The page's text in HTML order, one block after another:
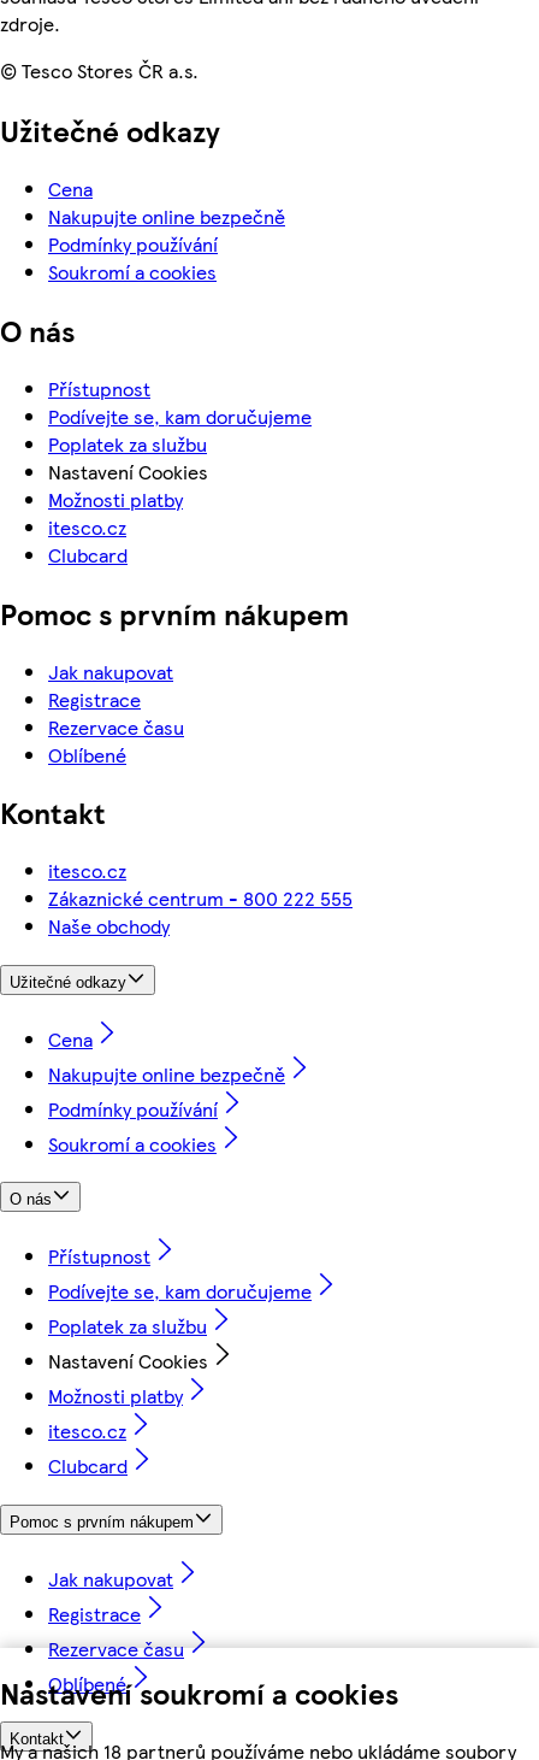
Nastavení soukromí a cookies
My a našich 18 partnerů používáme nebo ukládáme soubory
zdroje.
© Tesco Stores ČR a.s.
Užitečné odkazy
Cena
Nakupujte online bezpečně
Podmínky používání
Soukromí a cookies
O nás
Přístupnost
Podívejte se, kam doručujeme
Poplatek za službu
Nastavení Cookies
Možnosti platby
itesco.cz
Clubcard
Pomoc s prvním nákupem
Jak nakupovat
Registrace
Rezervace času
Oblíbené
Kontakt
itesco.cz
Zákaznické centrum - 800 222 555
Naše obchody
Užitečné odkazy
Cena
Nakupujte online bezpečně
Podmínky používání
Soukromí a cookies
O nás
Přístupnost
Podívejte se, kam doručujeme
Poplatek za službu
Nastavení Cookies
Možnosti platby
itesco.cz
Clubcard
Pomoc s prvním nákupem
Jak nakupovat
Registrace
Rezervace času
Oblíbené
Kontakt